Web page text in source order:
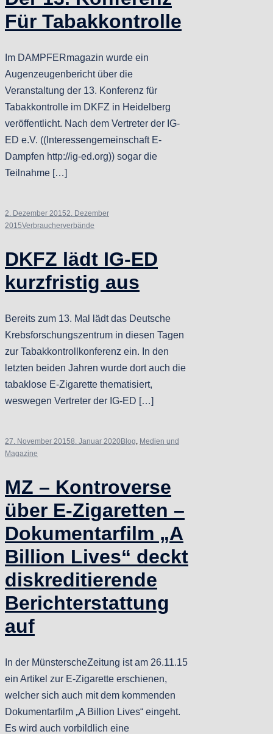
Für Tabakkontrolle
Im DAMPFERmagazin wurde ein
Augenzeugenbericht über die
Veranstaltung der 13. Konferenz für
Tabakkontrolle im DKFZ in Heidelberg
veröffentlicht. Nach dem Vertreter der IG-
ED e.V. ((Interessengemeinschaft E-
Dampfen http://ig-ed.org)) sogar die
Teilnahme […]
2. Dezember 20152. Dezember
2015Verbraucherverbände
DKFZ lädt IG-ED
kurzfristig aus
Bereits zum 13. Mal lädt das Deutsche
Krebsforschungszentrum in diesen Tagen
zur Tabakkontrollkonferenz ein. In den
letzten beiden Jahren wurde dort auch die
tabaklose E-Zigarette thematisiert,
weswegen Vertreter der IG-ED […]
27. November 20158. Januar 2020Blog Medien und
Magazine
MZ – Kontroverse
über E-Zigaretten –
Dokumentarfilm „A
Billion Lives“ deckt
diskreditierende
Berichterstattung
auf
In der MünsterscheZeitung ist am 26.11.15
ein Artikel zur E-Zigarette erschienen,
welcher sich auch mit dem kommenden
Dokumentarfilm „A Billion Lives“ eingeht.
Es wird auch vorbildlich eine